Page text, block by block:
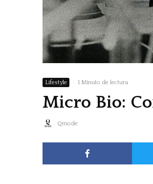
Lifestyle · 1 Minuto de lectura
Micro Bio:
Qmode